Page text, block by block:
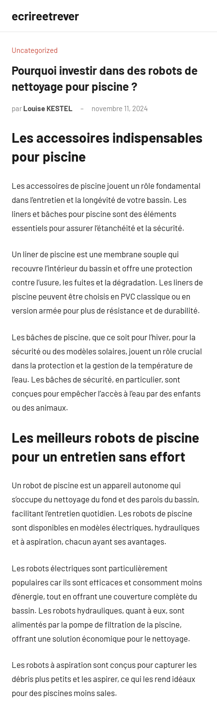
contenu
ecrireetrever
Uncategorized
Pourquoi investir dans des robots de
nettoyage pour piscine ?
par Louise KESTEL novembre 11, 2024
Les accessoires indispensables
pour piscine
Les accessoires de piscine jouent un rôle fondamental
dans l’entretien et la longévité de votre bassin. Les
liners et bâches pour piscine sont des éléments
essentiels pour assurer l’étanchéité et la sécurité.
Un liner de piscine est une membrane souple qui
recouvre l’intérieur du bassin et offre une protection
contre l’usure, les fuites et la dégradation. Les liners de
piscine peuvent être choisis en PVC classique ou en
version armée pour plus de résistance et de durabilité.
Les bâches de piscine, que ce soit pour l’hiver, pour la
sécurité ou des modèles solaires, jouent un rôle crucial
dans la protection et la gestion de la température de
l’eau. Les bâches de sécurité, en particulier, sont
conçues pour empêcher l’accès à l’eau par des enfants
ou des animaux.
Les meilleurs robots de piscine
pour un entretien sans effort
Un robot de piscine est un appareil autonome qui
s’occupe du nettoyage du fond et des parois du bassin,
facilitant l’entretien quotidien. Les robots de piscine
sont disponibles en modèles électriques, hydrauliques
et à aspiration, chacun ayant ses avantages.
Les robots électriques sont particulièrement
populaires car ils sont efficaces et consomment moins
d’énergie, tout en offrant une couverture complète du
bassin. Les robots hydrauliques, quant à eux, sont
alimentés par la pompe de filtration de la piscine,
offrant une solution économique pour le nettoyage.
Les robots à aspiration sont conçus pour capturer les
débris plus petits et les aspirer, ce qui les rend idéaux
pour des piscines moins sales.